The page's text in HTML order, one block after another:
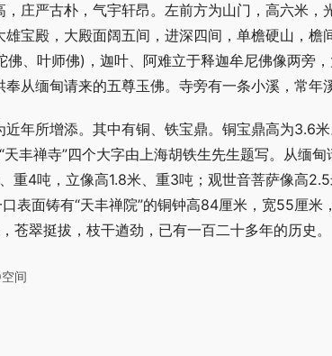
庄严古朴，气宇轩昂。左前方为山门，高六米，
宝殿，大殿面阔五间，进深四间，单檐硬山，檐
佛、叶师佛)，迦叶、阿难立于释迦牟尼佛像两旁
从缅甸请来的五尊玉佛。寺旁有一条小溪，常年
年所增添。其中有铜、铁宝鼎。铜宝鼎高为3.6
丰禅寺”四个大字由上海胡铁生先生题写。从缅
重4吨，立像高1.8米、重3吨；观世音菩萨像高
表面铸有“天丰禅院”的铜钟高84厘米，宽55厘米
苍翠挺拔，枝干遒劲，已有一百二十多年的历史。
间